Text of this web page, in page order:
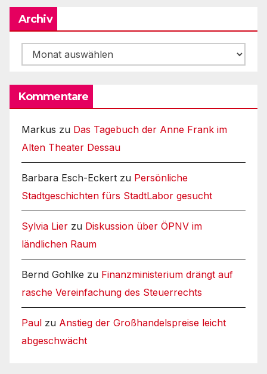
Archiv
Archiv
Kommentare
Markus zu Das Tagebuch der Anne Frank im
Alten Theater Dessau
Barbara Esch-Eckert zu Persönliche
Stadtgeschichten fürs StadtLabor gesucht
Sylvia Lier zu Diskussion über ÖPNV im
ländlichen Raum
Bernd Gohlke zu Finanzministerium drängt auf
rasche Vereinfachung des Steuerrechts
Paul zu Anstieg der Großhandelspreise leicht
abgeschwächt